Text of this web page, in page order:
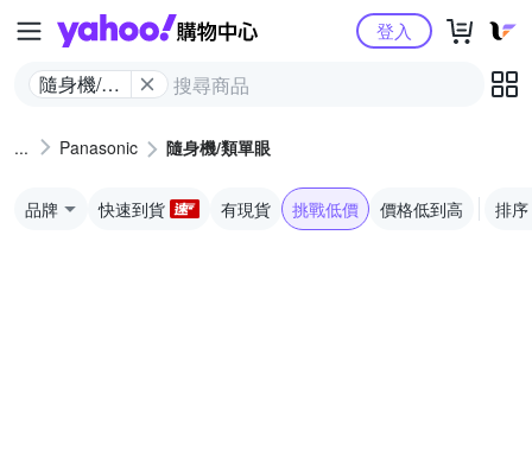
Yahoo購物中心
隨身機/類
登入
Panasonic 隨身機/類單眼
品牌 快速到貨 有現貨 挑戰低價 價格低到高 排序